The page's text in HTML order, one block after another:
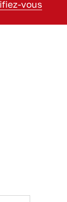
vous